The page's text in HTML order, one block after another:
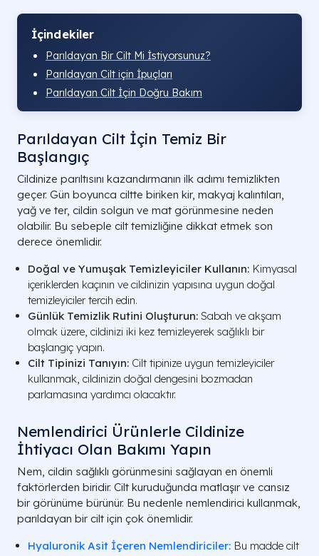
İçindekiler
Parıldayan Bir Cilt Mi İstiyorsunuz?
Parıldayan Cilt için İpuçları
Parıldayan Cilt İçin Doğru Bakım
Parıldayan Cilt İçin Temiz Bir
Başlangıç
Cildinize parıltısını kazandırmanın ilk adımı temizlikten
geçer. Gün boyunca ciltte biriken kir, makyaj kalıntıları,
yağ ve ter, cildin solgun ve mat görünmesine neden
olabilir. Bu sebeple cilt temizliğine dikkat etmek son
derece önemlidir.
Doğal ve Yumuşak Temizleyiciler Kullanın: Kimyasal
içeriklerden kaçının ve cildinizin yapısına uygun doğal
temizleyiciler tercih edin.
Günlük Temizlik Rutini Oluşturun: Sabah ve akşam
olmak üzere, cildinizi iki kez temizleyerek sağlıklı bir
başlangıç yapın.
Cilt Tipinizi Tanıyın: Cilt tipinize uygun temizleyiciler
kullanmak, cildinizin doğal dengesini bozmadan
parlamasına yardımcı olacaktır.
Nemlendirici Ürünlerle Cildinize
İhtiyacı Olan Bakımı Yapın
Nem, cildin sağlıklı görünmesini sağlayan en önemli
faktörlerden biridir. Cilt kuruduğunda matlaşır ve cansız
bir görünüme bürünür. Bu nedenle nemlendirici kullanmak,
parıldayan bir cilt için çok önemlidir.
Hyaluronik Asit İçeren Nemlendiriciler: Bu madde cilt